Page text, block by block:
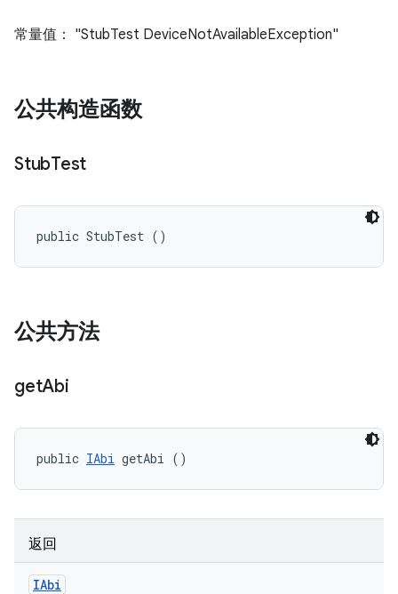
常量值： "StubTest DeviceNotAvailableException"
公共构造函数
StubTest
public StubTest ()
公共方法
getAbi
public IAbi getAbi ()
返回
IAbi